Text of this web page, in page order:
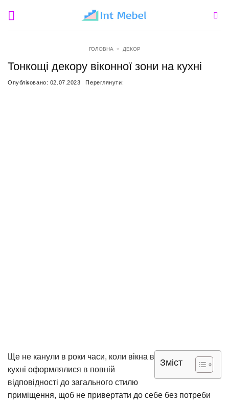
ГОЛОВНА » ДЕКОР
Тонкощі декору віконної зони на кухні
Опубліковано: 02.07.2023 Переглянути:
Зміст
Ще не канули в роки часи, коли вікна в
кухні оформлялися в повній
відповідності до загального стилю
приміщення, щоб не привертати до себе без потреби